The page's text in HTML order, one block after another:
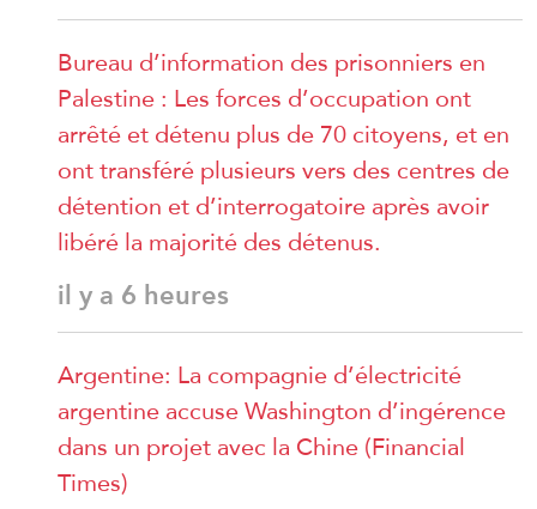
Bureau d’information des prisonniers en
Palestine : Les forces d’occupation ont
arrêté et détenu plus de 70 citoyens, et en
ont transféré plusieurs vers des centres de
détention et d’interrogatoire après avoir
libéré la majorité des détenus.
il y a 6 heures
Argentine: La compagnie d’électricité
argentine accuse Washington d’ingérence
dans un projet avec la Chine (Financial
Times)